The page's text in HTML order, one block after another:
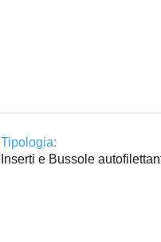
Tipologia:
Inserti e Bussole